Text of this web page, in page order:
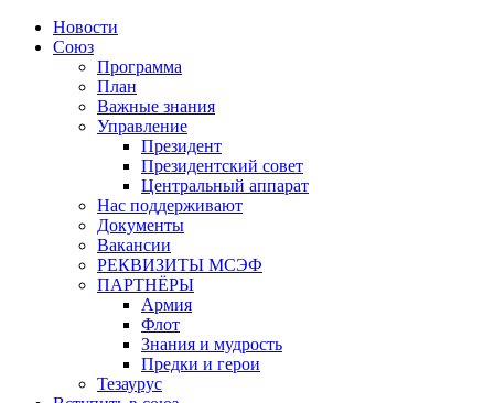
Новости
Союз
Программа
План
Важные знания
Управление
Президент
Президентский совет
Центральный аппарат
Нас поддерживают
Документы
Вакансии
РЕКВИЗИТЫ МСЭФ
ПАРТНЁРЫ
Армия
Флот
Знания и мудрость
Предки и герои
Тезаурус